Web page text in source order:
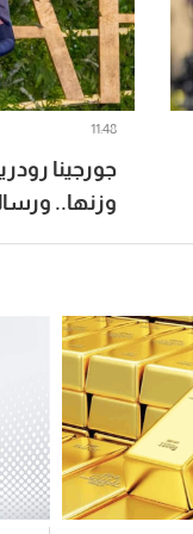
جورجينا
وزنها..
11:48